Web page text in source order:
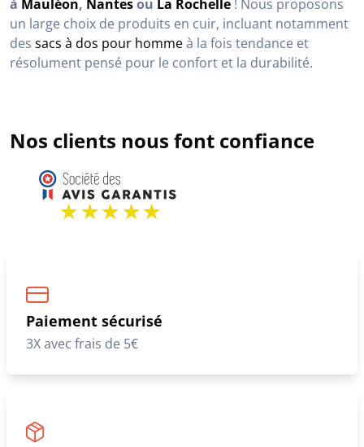
à Mauléon, Nantesou La Rochelle ! Nous proposons
un large choix de produits en cuir, incluant notamment
des sacs à dos pour hommeà la fois tendance et
résolument pensé pour le confort et la durabilité.
Nos clients nous font confiance
Paiement sécurisé
3X avec frais de 5€